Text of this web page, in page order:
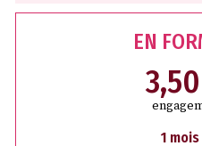
EN
1